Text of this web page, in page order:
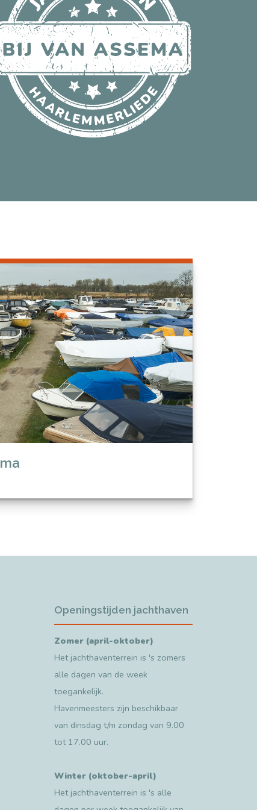
Openingstijden jachthaven
Zomer (april-oktober)
Het jachthaventerrein is 's zomers
alle dagen van de week
toegankelijk.
Havenmeesters zijn beschikbaar
van dinsdag t/m zondag van 9.00
tot 17.00 uur.
Winter (oktober-april)
Het jachthaventerrein is 's alle